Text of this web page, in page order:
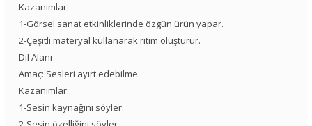
Kazanımlar:
1-Görsel sanat etkinliklerinde özgün ürün yapar.
2-Çeşitli materyal kullanarak ritim oluşturur.
Dil Alanı
Amaç: Sesleri ayırt edebilme.
Kazanımlar:
1-Sesin kaynağını söyler.